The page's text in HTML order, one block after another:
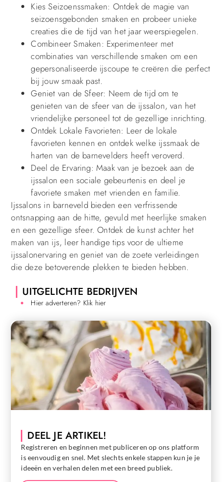
Kies Seizoenssmaken: Ontdek de magie van
seizoensgebonden smaken en probeer unieke
creaties die de tijd van het jaar weerspiegelen.
Combineer Smaken: Experimenteer met
combinaties van verschillende smaken om een
gepersonaliseerde ijscoupe te creëren die perfect
bij jouw smaak past.
Geniet van de Sfeer: Neem de tijd om te
genieten van de sfeer van de ijssalon, van het
vriendelijke personeel tot de gezellige inrichting.
Ontdek Lokale Favorieten: Leer de lokale
favorieten kennen en ontdek welke ijssmaak de
harten van de barnevelders heeft veroverd.
Deel de Ervaring: Maak van je bezoek aan de
ijssalon een sociale gebeurtenis en deel je
favoriete smaken met vrienden en familie.
Ijssalons in barneveld bieden een verfrissende
ontsnapping aan de hitte, gevuld met heerlijke smaken
en een gezellige sfeer. Ontdek de kunst achter het
maken van ijs, leer handige tips voor de ultieme
ijssalonervaring en geniet van de zoete verleidingen
die deze betoverende plekken te bieden hebben.
UITGELICHTE BEDRIJVEN
Hier adverteren? Klik hier
DEEL JE ARTIKEL!
Registreren en beginnen met publiceren op ons platform
is eenvoudig en snel. Met slechts enkele stappen kun je je
ideeën en verhalen delen met een breed publiek.